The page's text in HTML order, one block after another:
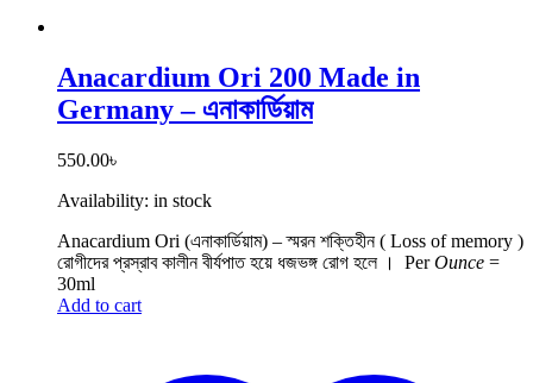
Anacardium Ori 200 Made in
Germany – এনাকার্ডিয়াম
550.00৳
Availability: in stock
Anacardium Ori (এনাকার্ডিয়াম) – স্মরন শক্তিহীন ( Loss of memory )
রোগীদের প্রস্রাব কালীন বীর্যপাত হয়ে ধজভঙ্গ রোগ হলে । PerOunce =
30ml
Add to cart